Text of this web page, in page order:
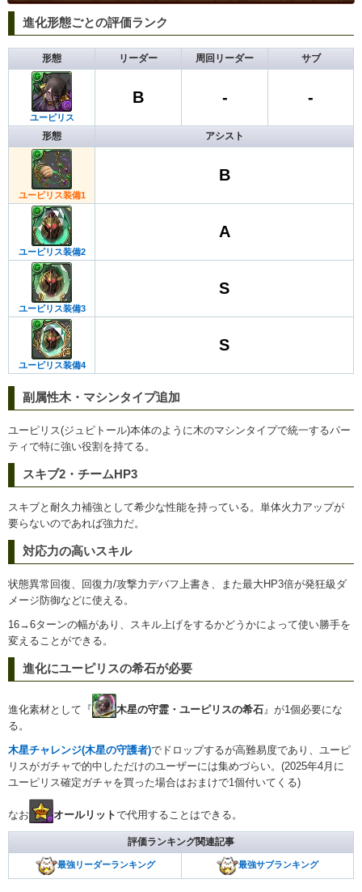
進化形態ごとの評価ランク
形態 リーダー 周回リーダー サブ
ユーピリス
B - -
形態 アシスト
ユーピリス装備1
B
ユーピリス装備2
A
ユーピリス装備3
S
ユーピリス装備4
S
副属性木・マシンタイプ追加
ユーピリス(ジュピトール)本体のように木のマシンタイプで統一するパー
ティで特に強い役割を持てる。
スキブ2・チームHP3
スキブと耐久力補強として希少な性能を持っている。単体火力アップが
要らないのであれば強力だ。
対応力の高いスキル
状態異常回復、回復力/攻撃力デバフ上書き、また最大HP3倍が発狂級ダ
メージ防御などに使える。
16→6ターンの幅があり、スキル上げをするかどうかによって使い勝手を
変えることができる。
進化にユーピリスの希石が必要
進化素材として『 木星の守霊・ユーピリスの希石 』が1個必要にな
る。
木星チャレンジ(木星の守護者)でドロップするが高難易度であり、ユーピ
リスがガチャで的中しただけのユーザーには集めづらい。(2025年4月に
ユーピリス確定ガチャを買った場合はおまけで1個付いてくる)
なお オールリットで代用することはできる。
評価ランキング関連記事
最強リーダーランキング 最強サブランキング